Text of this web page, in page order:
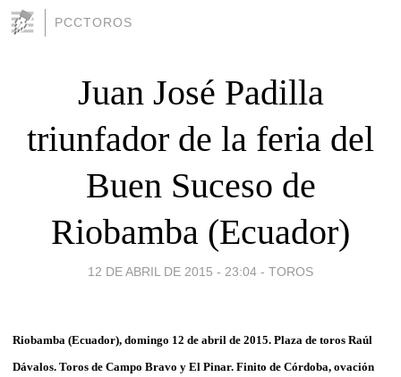
PCCTOROS
Juan José Padilla
triunfador de la feria del
Buen Suceso de
Riobamba (Ecuador)
12 DE ABRIL DE 2015 - 23:04 - TOROS
Riobamba (Ecuador), domingo 12 de abril de 2015. Plaza de toros Raúl
Dávalos. Toros de Campo Bravo y El Pinar. Finito de Córdoba, ovación